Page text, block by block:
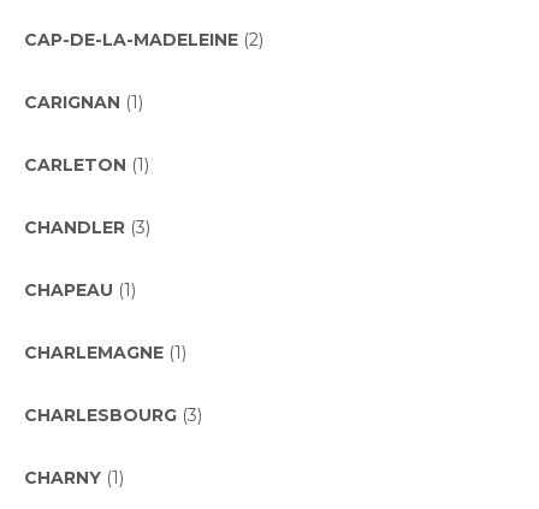
CAP-DE-LA-MADELEINE (2)
CARIGNAN (1)
CARLETON (1)
CHANDLER (3)
CHAPEAU (1)
CHARLEMAGNE (1)
CHARLESBOURG (3)
CHARNY (1)